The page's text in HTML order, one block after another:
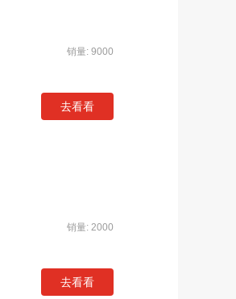
销量: 9000
去看看
销量: 2000
去看看